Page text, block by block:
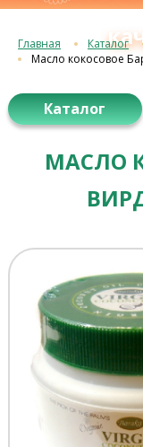
Главная Каталог
Масло кокосовое
Каталог
МАСЛО